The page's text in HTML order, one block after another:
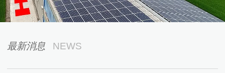
最新消息
最新消息 NEWS